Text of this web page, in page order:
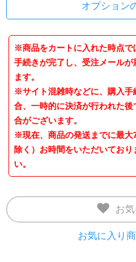
オプション
※商品をカートに入れた時点で
手続きが完了し、受注メール
ます。
※サイト混雑時などに、購入手
合、一時的に決済が行われた
合がございます。
※現在、商品の発送までに最
除く）お時間をいただいてお
い。
お
お気に入り